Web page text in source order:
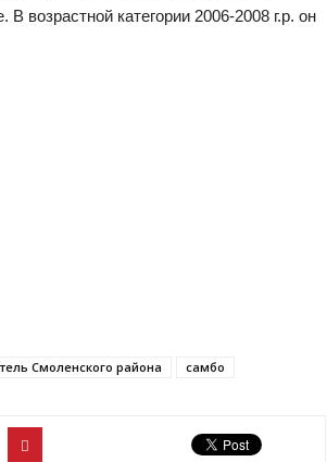
возрастной категории 2006-2008 г.р. он
Смоленского района самбо